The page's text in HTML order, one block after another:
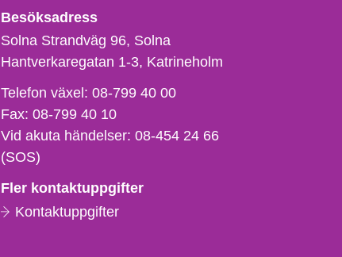
Besöksadress
Solna Strandväg 96, Solna
Hantverkaregatan 1-3 Katrineholm
Telefon,
fax
och
e-
Telefon växel:08-799 40 00
Fax:08-799 40 10
Vid akuta händelser:08-454 24 66
(SOS)
Fler kontaktuppgifter
Kontaktuppgifter